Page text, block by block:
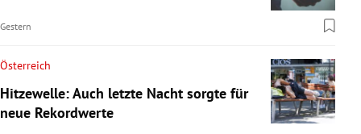
Gestern
Österreich
Hitzewelle: Auch letzte Nacht sorgte für
neue Rekordwerte